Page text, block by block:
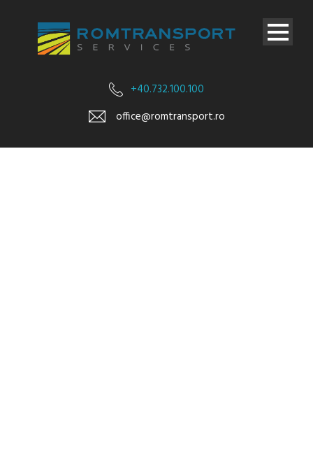
+40.732.100.100
office@romtransport.ro